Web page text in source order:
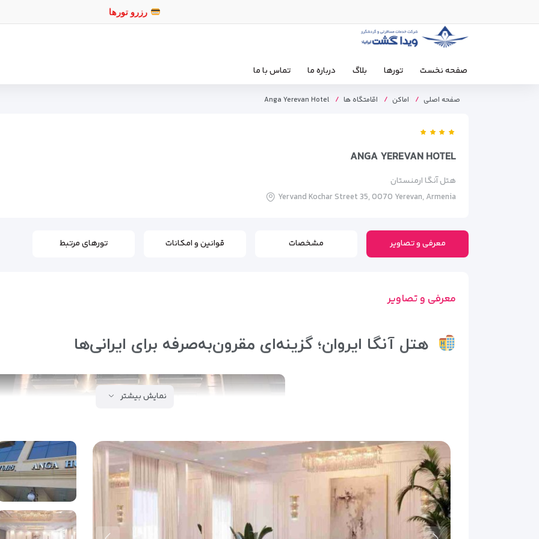
رزرو توره
صفحه نخست تورها بلاگ درباره ما تماس با ما
صفحه اصلی اماکن اقامتگاه ها Anga Yerevan Hotel
ANGA YEREVAN HOTEL
هتل آنگا ارمنستان
Yervand Kochar Street 35, 0070 Yerevan, Armenia
معرفی و تصاویر مشخصات قوانین و امکانات تورهای مرتبط
معرفی و تصاویر
هتل آنگا ایروان؛ گزینه‌ای مقرون‌به‌صرفه برای ایرانی‌ها
نمایش بیشتر